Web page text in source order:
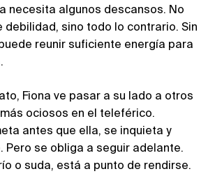
necesita algunos descansos. No
debilidad, sino todo lo contrario. Sin
reunir suficiente energía para
Fiona ve pasar a su lado a otros
ociosos en el teleférico.
antes que ella, se inquieta y
Pero se obliga a seguir adelante.
o suda, está a punto de rendirse.